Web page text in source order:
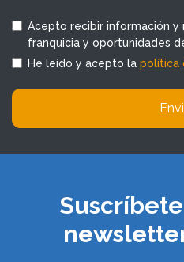
Acepto recibir información y
franquicia y oportunidades
He leído y acepto la política